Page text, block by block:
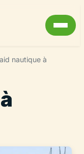
nautique à